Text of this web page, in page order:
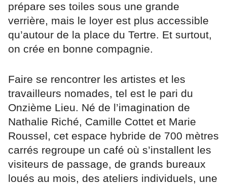
prépare ses toiles sous une grande
verrière, mais le loyer est plus accessible
qu’autour de la place du Tertre. Et surtout,
on crée en bonne compagnie.
Faire se rencontrer les artistes et les
travailleurs nomades, tel est le pari du
Onzième Lieu. Né de l’imagination de
Nathalie Riché, Camille Cottet et Marie
Roussel, cet espace hybride de 700 mètres
carrés regroupe un café où s’installent les
visiteurs de passage, de grands bureaux
loués au mois, des ateliers individuels, une